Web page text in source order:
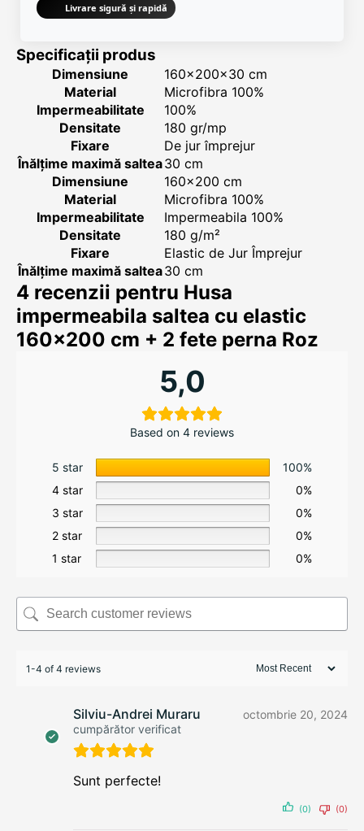
Livrare sigură și rapidă
Specificații produs
Dimensiune
160x200x30 cm
Material
Microfibra 100%
Impermeabilitate
100%
Densitate
180 gr/mp
Fixare
De jur împrejur
Înălțime maximă saltea30 cm
Dimensiune
160x200 cm
Material
Microfibra 100%
Impermeabilitate
Impermeabila 100%
Densitate
180 g/m²
Fixare
Elastic de Jur Împrejur
Înălțime maximă saltea30 cm
4 recenzii pentru Husa
impermeabila saltea cu elastic
160×200 cm + 2 fete perna Roz
5,0
Based on 4 reviews
5 star
100%
4 star
0%
3 star
0%
2 star
0%
1 star
0%
1-4 of 4 reviews
Silviu-Andrei Muraru
cumpărător verificat
octombrie 20, 2024
Sunt perfecte!
(0) (0)